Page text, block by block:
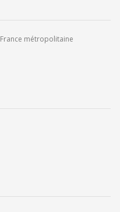
France métropolitaine